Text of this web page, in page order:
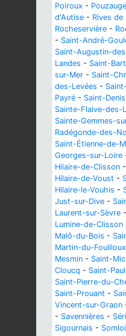
Poiroux -
d'Autise - Rives de
Rocheservière -
- Saint-André-
Saint-Augustin-
Landes - Saint-
sur-Mer - Saint-
des-Levées -
Payré - Saint-
Sainte-Flaive-des-
Sainte-Gemmes-
Radégonde-des-
Saint-Étienne-de-
Georges-sur-Loire
Hilaire-de-Clisson -
Hilaire-de-Voust -
Hilaire-le-Vouhis -
Just-sur-Dive -
Laurent-sur-Sèvre -
Lumine-de-Clisson
Malô-du-Bois -
Martin-du-Fouilloux
Mesmin - Saint-
Cloucq - Saint-
Saint-Pierre-du-
Saint-Prouant -
Vincent-sur-Graon
- Savennières -
Sigournais -